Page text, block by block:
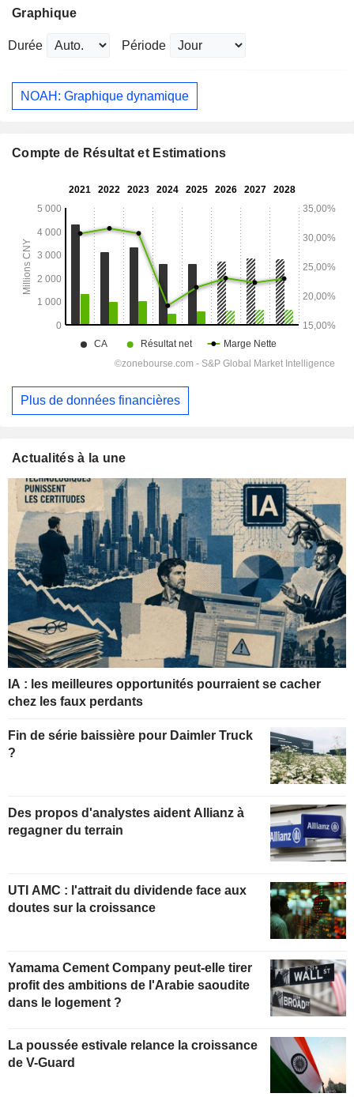
Graphique
Durée Période
NOAH: Graphique dynamique
Compte de Résultat et Estimations
Plus de données financières
Actualités à la une
IA : les meilleures opportunités pourraient se cacher
chez les faux perdants
Fin de série baissière pour Daimler Truck
?
Des propos d'analystes aident Allianz à
regagner du terrain
UTI AMC : l'attrait du dividende face aux
doutes sur la croissance
Yamama Cement Company peut-elle tirer
profit des ambitions de l'Arabie saoudite
dans le logement ?
La poussée estivale relance la croissance
de V-Guard